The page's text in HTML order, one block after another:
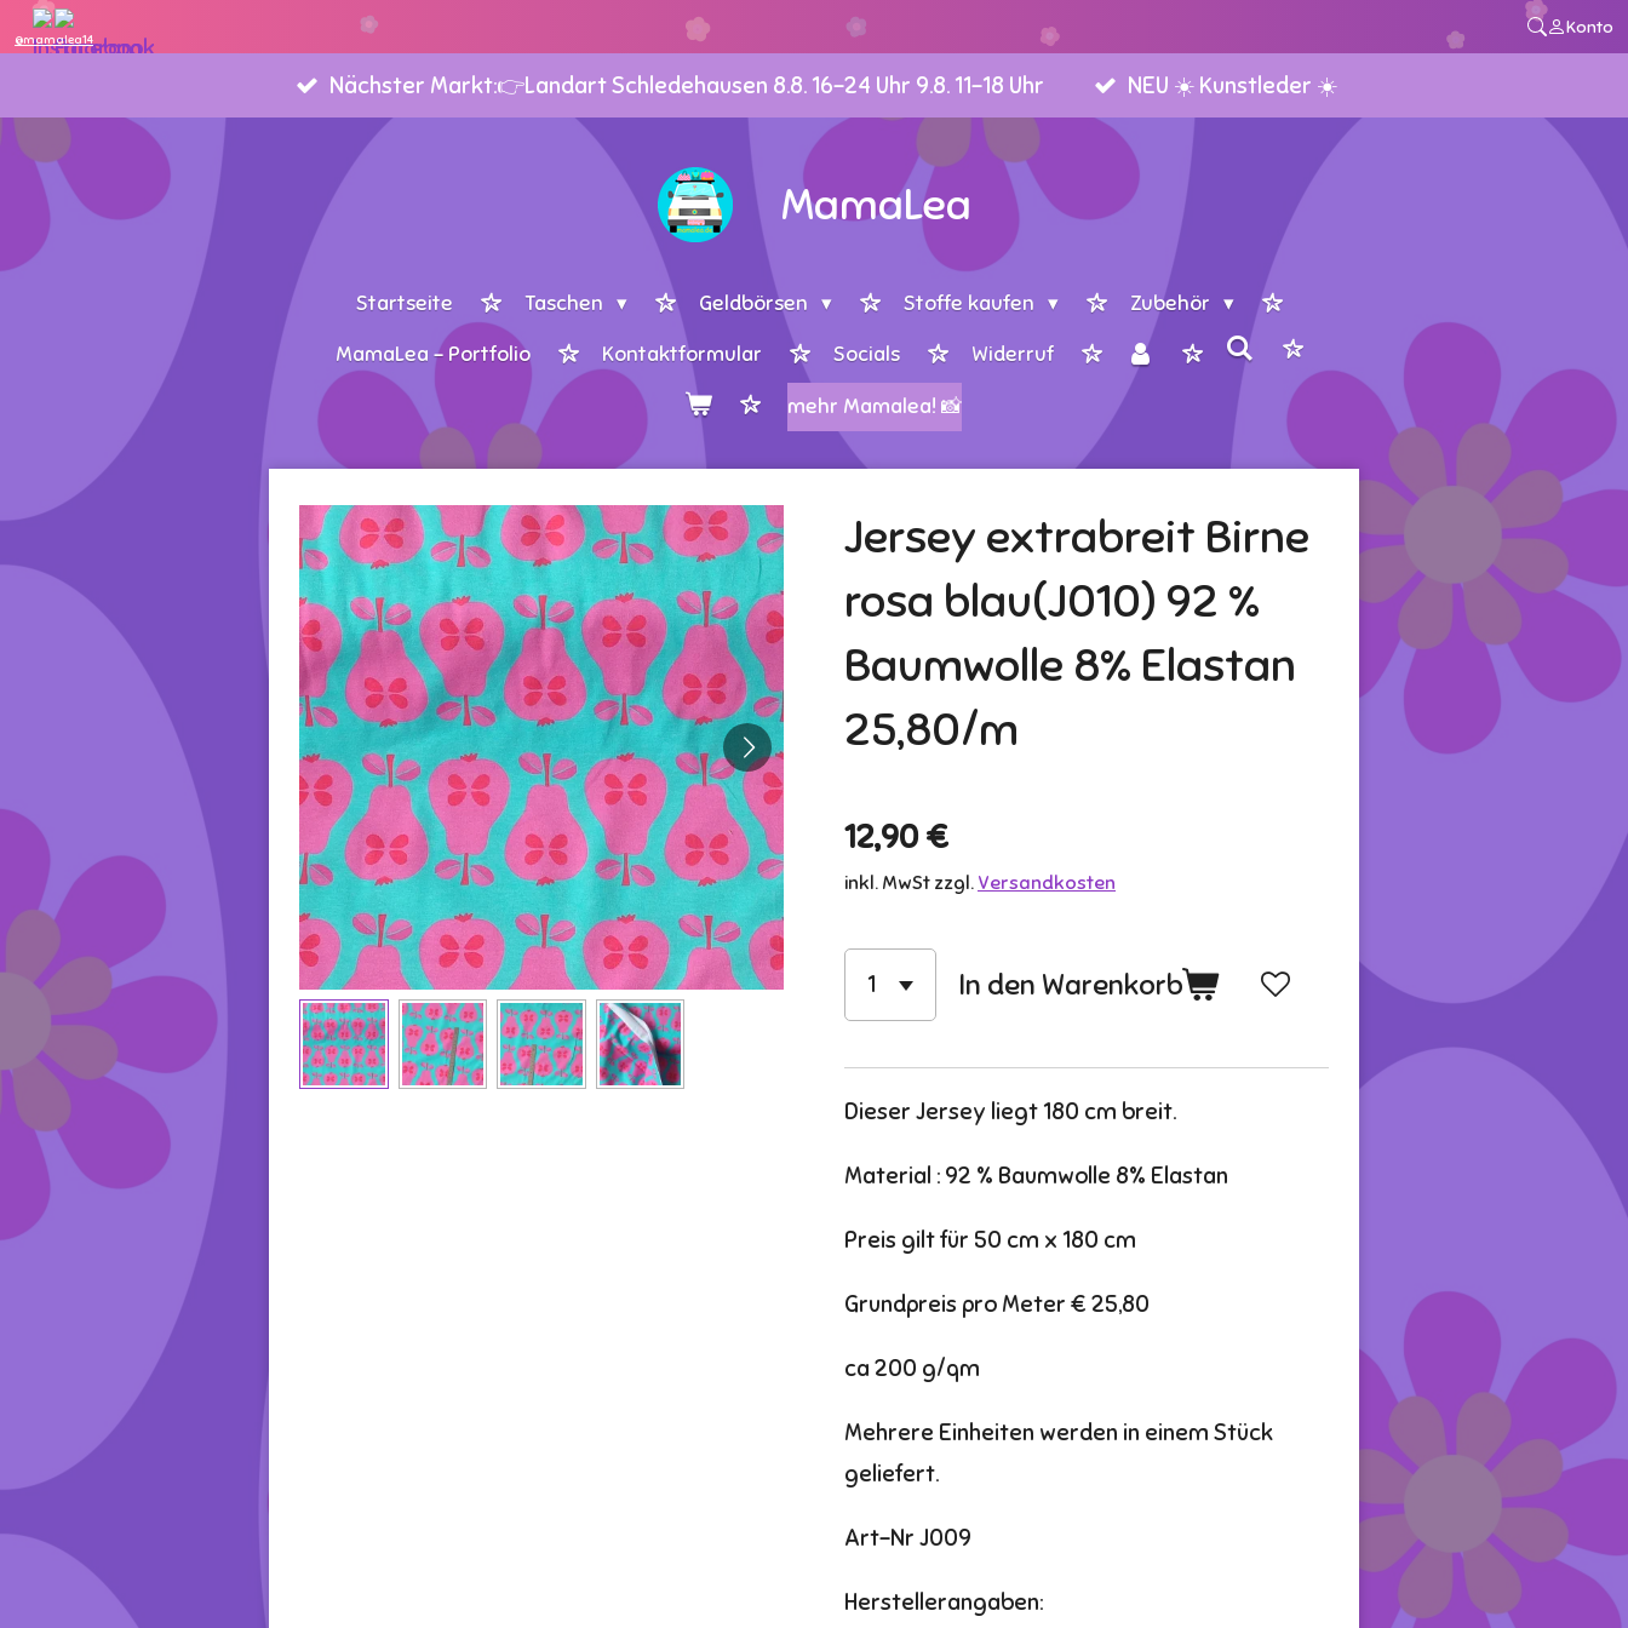
@mamalea14
Konto
Zum
springen
Nächster Markt:👉Landart Schledehausen 8.8. 16-24 Uhr 9.8. 11-18 Uhr NEU ☀️ Kunstleder ☀️
MamaLea
Startseite Taschen Geldbörsen Stoffe kaufen
Zubehör
MamaLea - Portfolio
Kontaktformular Socials Widerruf
mehr Mamalea! 📸
Jersey extrabreit Birne
rosa blau(J010) 92 %
Baumwolle 8% Elastan
25,80/m
12,90 €
inkl. MwSt zzgl. Versandkosten
In den Warenkorb
Dieser Jersey liegt 180 cm breit.
Material : 92 % Baumwolle 8% Elastan
Preis gilt für 50 cm x 180 cm
Grundpreis pro Meter € 25,80
ca 200 g/qm
Mehrere Einheiten werden in einem Stück
geliefert.
Art-Nr J009
Herstellerangaben: